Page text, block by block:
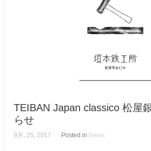
TEIBAN Japan classico 松屋
らせ
9月, 25, 2017 Posted in News